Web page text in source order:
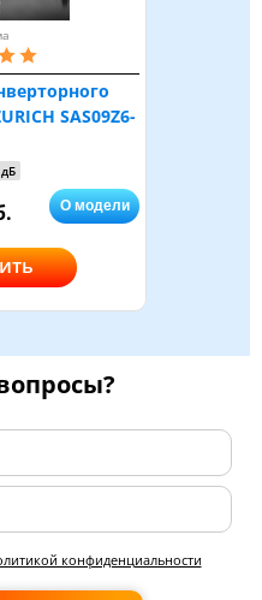
SAS09Z6-
О модели
конфиденциальности